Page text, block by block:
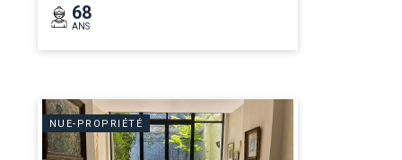
68
ANS
NUE-PROPRIÉTÉ